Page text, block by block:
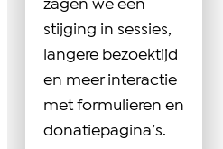
zagen we een
stijging in sessies,
langere bezoektijd
en meer interactie
met formulieren en
donatiepagina’s.